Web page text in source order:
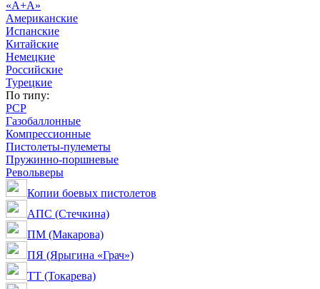
«А+А»
Американские
Испанские
Китайские
Немецкие
Российские
Турецкие
По типу:
PCP
Газобаллонные
Компрессионные
Пистолеты-пулеметы
Пружинно-поршневые
Револьверы
Копии боевых пистолетов
АПС (Стечкина)
ПМ (Макарова)
ПЯ (Ярыгина «Грач»)
ТТ (Токарева)